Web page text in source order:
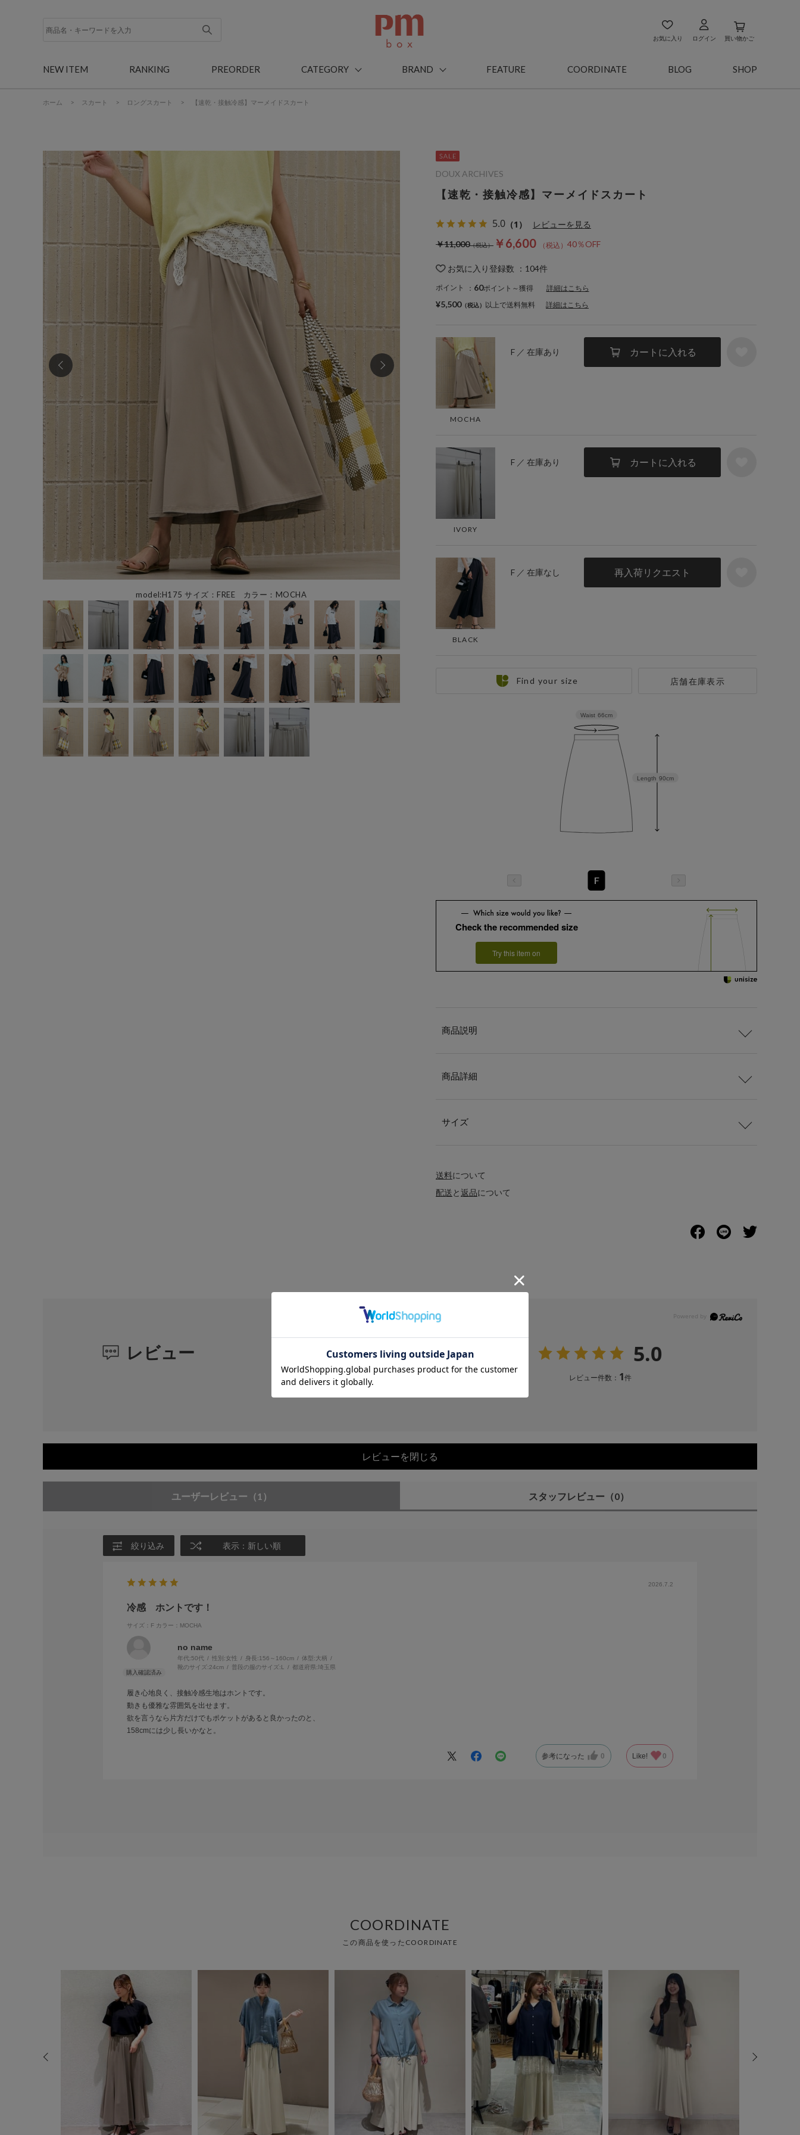
お気に入り ログイン 買い物かご
NEW ITEM RANKING PREORDER CATEGORY BRAND FEATURE COORDINATE BLOG SHOP
ホーム > スカート > ロングスカート > 【速乾・接触冷感】マーメイドスカート
model:H175 サイズ：FREE カラー：MOCHA
【速乾・接触冷感】マーメイドスカート
5.0 （1） レビューを見る
￥6,600 40％OFF
￥11,000
お気に入り登録数 ： 104件
ポイント ： 60ポイント～獲得 詳細はこちら
MOCHA
F ／ 在庫あり カートに入れる
IVORY
F ／ 在庫あり カートに入れる
BLACK
F ／ 在庫なし 再入荷リクエスト
店舗在庫表示
DOUX ARCHIVES
¥5,500 以上で送料無料 詳細はこちら
Find your size
Length 90cm
Waist 66cm
F
Check the recommended size
Try this item on
商品説明
商品詳細
サイズ
送料について
配送と返品について
レビュー 5.0
レビュー件数： 1件
レビューを閉じる
ユーザーレビュー （1） スタッフレビュー （0）
絞り込み 表示：新しい順
2026.7.2
冷感 ホントです！
サイズ：F カラー：MOCHA
no name
年代:50代 性別:女性 身長:156～160cm 体型:大柄
靴のサイズ:24cm 普段の服のサイズ:L 都道府県:埼玉県
履き心地良く、接触冷感生地はホントです。
動きも優雅な雰囲気を出せます。
欲を言うなら片方だけでもポケットがあると良かったのと、
158cmには少し長いかなと。
参考になった 0 Like! 0
COORDINATE
この商品を使ったCOORDINATE